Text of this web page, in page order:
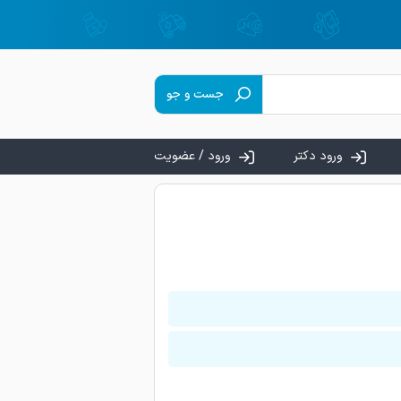
جست و جو
ورود دکتر ورود / عضویت